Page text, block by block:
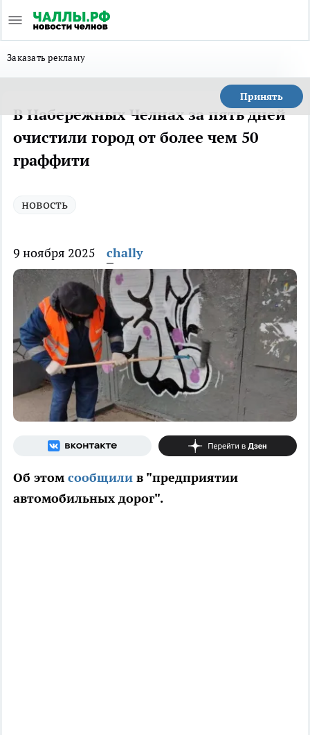
Заказать рекламу
Принять
В Набережных Челнах за пять дней
очистили город от более чем 50
граффити
новость
9 ноября 2025 chally
Об этом сообщили в "предприятии
автомобильных дорог".